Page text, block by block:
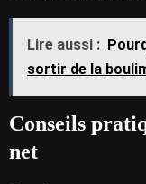
Lire aussi :
sortir de la
Conseils
net